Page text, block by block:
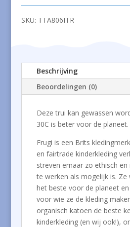
SKU: TTA806ITR
Beschrijving
Beoordelingen (0)
Deze trui kan gewassen
30C is beter voor de planeet.
Frugi is een Brits
en fairtrade kinderkleding
streven ernaar zo ethisch en
te werken als mogelijk is. Ze
het beste voor de planeet
voor wie ze de kleding
organisch katoen de beste
kinderkleding (en wij ook!),